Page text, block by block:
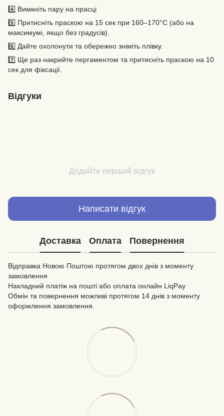
4️⃣ Вимкніть пару на прасці
5️⃣ Притисніть праскою на 15 сек при 160–170°C (або на
максимумі, якщо без градусів).
6️⃣ Дайте охолонути та обережно зніміть плівку.
7️⃣ Ще раз накрийте пергаментом та притисніть праскою на 10
сек для фіксації.
Відгуки
Додайте перший відгук
Написати відгук
Доставка Оплата Повернення
Відправка Новою Поштою протягом двох днів з моменту
замовлення
Накладний платіж на пошті або оплата онлайн LiqPay
Обмін та повернення можливі протягом 14 днів з моменту
оформлення замовлення.